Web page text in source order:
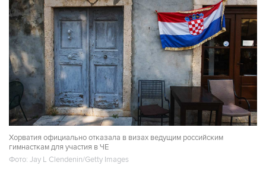
Хорватия официально отказала в визах ведущим российским
гимнасткам для участия в ЧЕ
Фото: Jay L Clendenin/Getty Images